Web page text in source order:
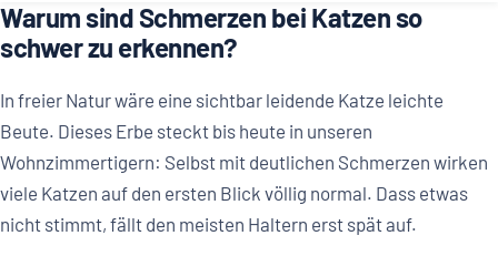
Warum sind Schmerzen bei Katzen so
schwer zu erkennen?
In freier Natur wäre eine sichtbar leidende Katze leichte
Beute. Dieses Erbe steckt bis heute in unseren
Wohnzimmertigern: Selbst mit deutlichen Schmerzen wirken
viele Katzen auf den ersten Blick völlig normal. Dass etwas
nicht stimmt, fällt den meisten Haltern erst spät auf.